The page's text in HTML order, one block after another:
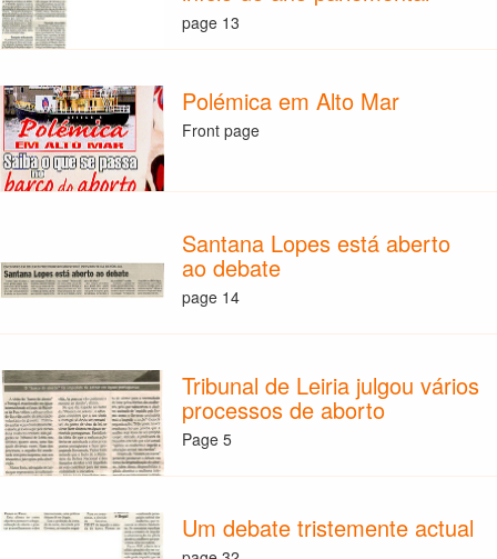
page 13
Polémica em Alto Mar
Front page
Santana Lopes está aberto
ao debate
page 14
Tribunal de Leiria julgou vários
processos de aborto
Page 5
Um debate tristemente actual